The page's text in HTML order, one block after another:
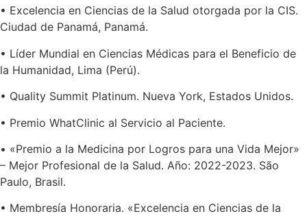
• Excelencia en Ciencias de la Salud otorgada por la CIS.
Ciudad de Panamá, Panamá.
• Líder Mundial en Ciencias Médicas para el Beneficio de
la Humanidad, Lima (Perú).
• Quality Summit Platinum. Nueva York, Estados Unidos.
• Premio WhatClinic al Servicio al Paciente.
• «Premio a la Medicina por Logros para una Vida Mejor»
– Mejor Profesional de la Salud. Año: 2022-2023. São
Paulo, Brasil.
• Membresía Honoraria. «Excelencia en Ciencias de la